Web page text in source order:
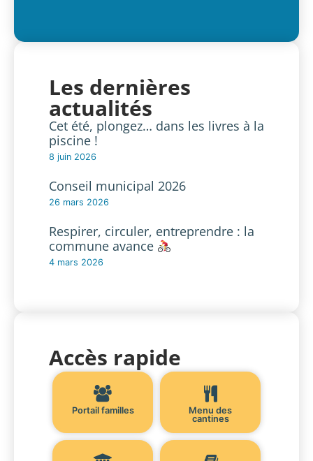
Les dernières
actualités
Cet été, plongez… dans les livres à la
piscine !
8 juin 2026
Conseil municipal 2026
26 mars 2026
Respirer, circuler, entreprendre : la
commune avance
4 mars 2026
Accès rapide
Portail familles
Menu des
cantines